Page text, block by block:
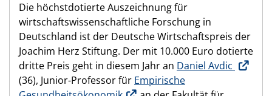
Die höchstdotierte Auszeichnung für
wirtschaftswissenschaftliche Forschung in
Deutschland ist der Deutsche Wirtschaftspreis der
Joachim Herz Stiftung. Der mit 10.000 Euro dotierte
dritte Preis geht in diesem Jahr an Daniel Avdic
(36), Junior-Professor für Empirische